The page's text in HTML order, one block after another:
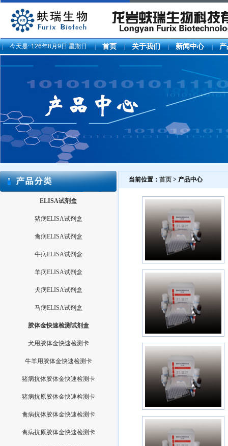
今天是:126年8月9日 星期日 首页 关于我们 新闻中心 产
ELISA试剂盒
猪病ELISA试剂盒
禽病ELISA试剂盒
牛病ELISA试剂盒
羊病ELISA试剂盒
犬病ELISA试剂盒
马病ELISA试剂盒
胶体金快速检测试剂盒
犬用胶体金快速检测卡
牛羊用胶体金快速检测卡
猪病抗体胶体金快速检测卡
猪病抗原胶体金快速检测卡
禽病抗体胶体金快速检测卡
禽病抗原胶体金快速检测卡
当前位置： 首页 > 产品中心